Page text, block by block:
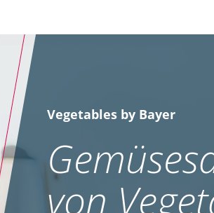
Vegetables by Bayer
von